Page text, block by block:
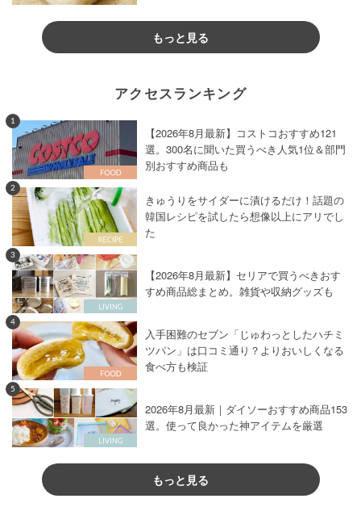
もっと見る
アクセスランキング
1
【2026年8月最新】コストコおすすめ121
選。300名に聞いた買うべき人気1位＆部門
別おすすめ商品も
2
きゅうりをサイダーに漬けるだけ！話題の
韓国レシピを試したら想像以上にアリでし
た
3
【2026年8月最新】セリアで買うべきおす
すめ商品総まとめ。雑貨や収納グッズも
4
入手困難のセブン「じゅわっとしたハチミ
ツパン」は口コミ通り？よりおいしくなる
食べ方も検証
5
2026年8月最新｜ダイソーおすすめ商品153
選。使って良かった神アイテムを厳選
もっと見る